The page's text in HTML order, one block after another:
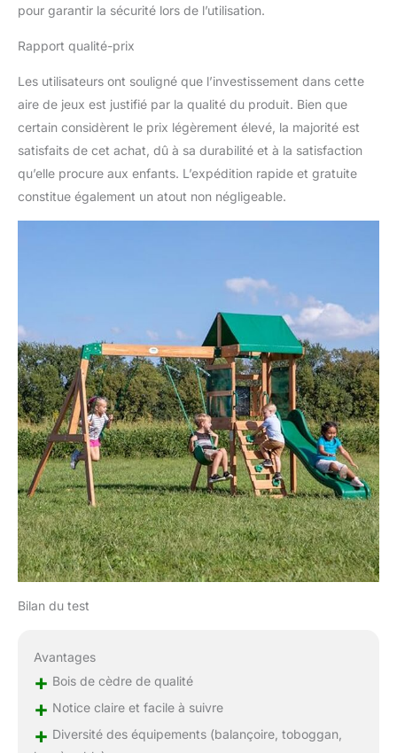
aux enfants de bouger,
dans votre jardin avec
Backyard Discovery !
pour garantir la sécurité lors de l’utilisation.
Rapport qualité-prix
Les utilisateurs ont souligné que l’investissement dans cette
aire de jeux est justifié par la qualité du produit. Bien que
certain considèrent le prix légèrement élevé, la majorité est
satisfaits de cet achat, dû à sa durabilité et à la satisfaction
qu’elle procure aux enfants. L’expédition rapide et gratuite
constitue également un atout non négligeable.
Bilan du test
Avantages
+ Bois de cèdre de qualité
+ Notice claire et facile à suivre
+ Diversité des équipements (balançoire, toboggan,